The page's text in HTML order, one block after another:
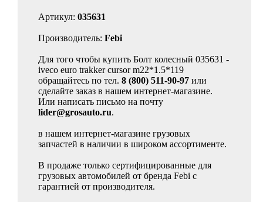
Артикул: 035631
Производитель: Febi
Для того чтобы купить Болт колесный 035631 -
iveco euro trakker cursor m22*1.5*119
обращайтесь по тел. 8 (800) 511-90-97 или
сделайте заказ в нашем интернет-магазине.
Или написать письмо на почту
lider@grosauto.ru.
в нашем интернет-магазине грузовых
запчастей в наличии в широком ассортименте.
В продаже только сертифицированные для
грузовых автомобилей от бренда Febi с
гарантией от производителя.